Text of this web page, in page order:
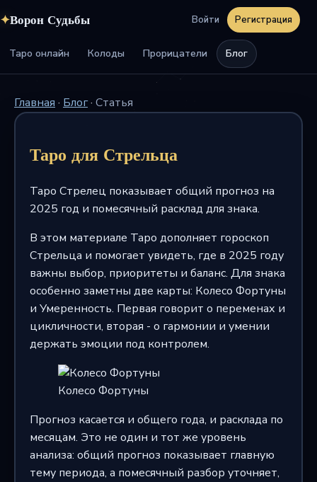
✦Ворон Судьбы
Таро онлайн Колоды Прорицатели Блог
Войти Регистрация
Главная · Блог· Статья
Таро для Стрельца
Таро Стрелец показывает общий прогноз на
2025 год и помесячный расклад для знака.
В этом материале Таро дополняет гороскоп
Стрельца и помогает увидеть, где в 2025 году
важны выбор, приоритеты и баланс. Для знака
особенно заметны две карты: Колесо Фортуны
и Умеренность. Первая говорит о переменах и
цикличности, вторая - о гармонии и умении
держать эмоции под контролем.
Колесо Фортуны
Прогноз касается и общего года, и расклада по
месяцам. Это не один и тот же уровень
анализа: общий прогноз показывает главную
тему периода, а помесячный разбор уточняет,